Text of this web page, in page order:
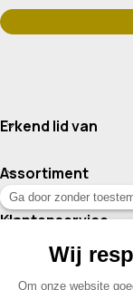
Erkend lid van
Assortiment
Klantenservice
Contact